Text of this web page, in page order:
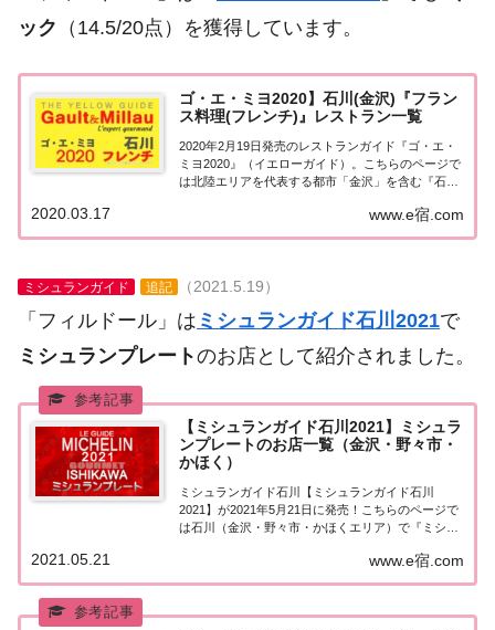
ック （14.5/20点）を獲得しています。
ゴ・エ・ミヨ2020】石川(金沢)『フラン
ス料理(フレンチ)』レストラン一覧
2020年2月19日発売のレストランガイド『ゴ・エ・
ミヨ2020』（イエローガイド）。こちらのページで
は北陸エリアを代表する都市「金沢」を含む『石川
チ）」のお店の情報について一覧にまとめました。
ゴエミヨ2020石川(金沢)「フランス料理...
www.e宿.com
2020.03.17
ミシュランガイド 追記 （2021.5.19）
「フィルドール」は ミシュランガイド石川2021で
ミシュランプレートのお店として紹介されました。
【ミシュランガイド石川2021】ミシュラ
ンプレートのお店一覧（金沢・野々市・
かほく）
ミシュランガイド石川【ミシュランガイド石川
2021】が2021年5月21日に発売！こちらのページで
は石川（金沢・野々市・かほくエリア）で『ミシュ
ン）を一覧にまとめました。ミシュランガイド石川
2021『ミシュランプレート』ミシュランガイ...
www.e宿.com
2021.05.21